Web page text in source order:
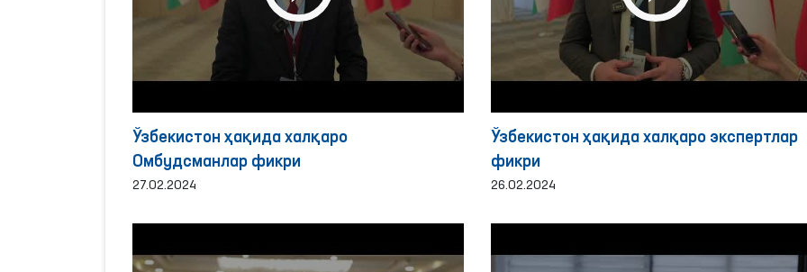
Ўзбекистон ҳақида халқаро
Омбудсманлар фикри
27.02.2024
Ўзбекистон ҳақида халқаро экспертлар
фикри
26.02.2024